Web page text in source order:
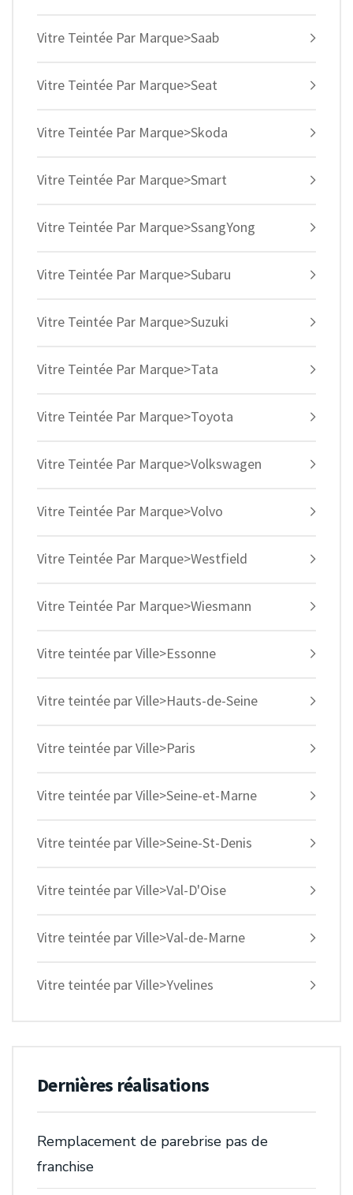
Vitre Teintée Par Marque>Saab
Vitre Teintée Par Marque>Seat
Vitre Teintée Par Marque>Skoda
Vitre Teintée Par Marque>Smart
Vitre Teintée Par Marque>SsangYong
Vitre Teintée Par Marque>Subaru
Vitre Teintée Par Marque>Suzuki
Vitre Teintée Par Marque>Tata
Vitre Teintée Par Marque>Toyota
Vitre Teintée Par Marque>Volkswagen
Vitre Teintée Par Marque>Volvo
Vitre Teintée Par Marque>Westfield
Vitre Teintée Par Marque>Wiesmann
Vitre teintée par Ville>Essonne
Vitre teintée par Ville>Hauts-de-Seine
Vitre teintée par Ville>Paris
Vitre teintée par Ville>Seine-et-Marne
Vitre teintée par Ville>Seine-St-Denis
Vitre teintée par Ville>Val-D'Oise
Vitre teintée par Ville>Val-de-Marne
Vitre teintée par Ville>Yvelines
Dernières réalisations
Remplacement de parebrise pas de
franchise